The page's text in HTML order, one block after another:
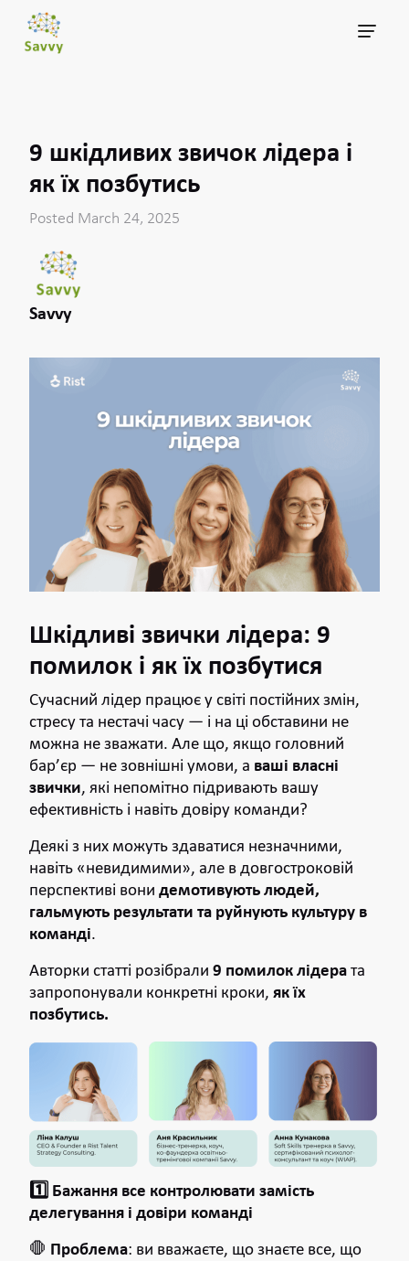
9 шкідливих звичок лідера і
як їх позбутись
Posted March 24, 2025
Savvy
Шкідливі звички лідера: 9
помилок і як їх позбутися
Сучасний лідер працює у світі постійних змін,
стресу та нестачі часу — і на ці обставини не
можна не зважати. Але що, якщо головний
барʼєр — не зовнішні умови, а ваші власні
звички, які непомітно підривають вашу
ефективність і навіть довіру команди?
Деякі з них можуть здаватися незначними,
навіть «невидимими», але в довгостроковій
перспективі вони демотивують людей,
гальмують результати та руйнують культуру в
команді.
Авторки статті розібрали 9 помилок лідера та
запропонували конкретні кроки, як їх
позбутись.
1️⃣ Бажання все контролювати замість
делегування і довіри команді
🛑 Проблема: ви вважаєте, що знаєте все, що